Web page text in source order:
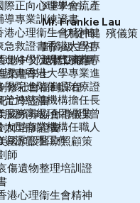
際正向心理學會流產
導專業訓練證書
港心理衞生會精神健
急救證書香港大學專
進修學院現代殯葬專
證書香港大學專業進
學院進階催眠治療證
曾於慈善機構擔任長
服務高級項目經理曾
大型商業機構任職人
資源管理工作
港中文大學工商管
榮譽學士
修社會福利課程
亡學證書
國殯葬協會禮儀策
師培訓證書
國預設醫療照顧策
師
傷遺物整理培訓證
港心理衞生會精神
劉家豪先生
「一切從簡」殯儀策
劃高級主任
遺體防腐員
Mr. Frankie Lau